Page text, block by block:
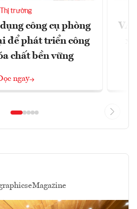
Thị trường
công cụ phòng
để phát triển công
chất bền vững
ngay
eMagazine